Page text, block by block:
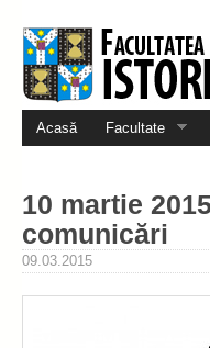
Acasă Facultate
10 martie
comunicări
09.03.2015